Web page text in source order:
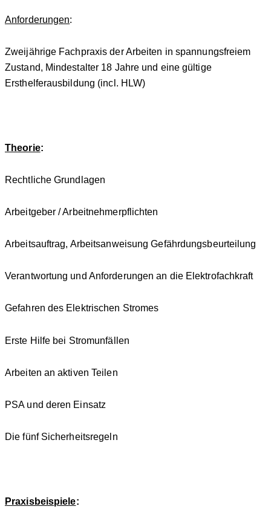
Anforderungen:
Zweijährige Fachpraxis der Arbeiten in spannungsfreiem
Zustand, Mindestalter 18 Jahre und eine gültige
Ersthelferausbildung (incl. HLW)
Theorie:
Rechtliche Grundlagen
Arbeitgeber / Arbeitnehmerpflichten
Arbeitsauftrag, Arbeitsanweisung Gefährdungsbeurteilung
Verantwortung und Anforderungen an die Elektrofachkraft
Gefahren des Elektrischen Stromes
Erste Hilfe bei Stromunfällen
Arbeiten an aktiven Teilen
PSA und deren Einsatz
Die fünf Sicherheitsregeln
Praxisbeispiele: